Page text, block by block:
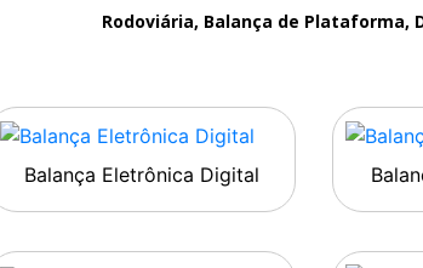
Rodoviária, Balança de Plataforma,
Balança Eletrônica Digital